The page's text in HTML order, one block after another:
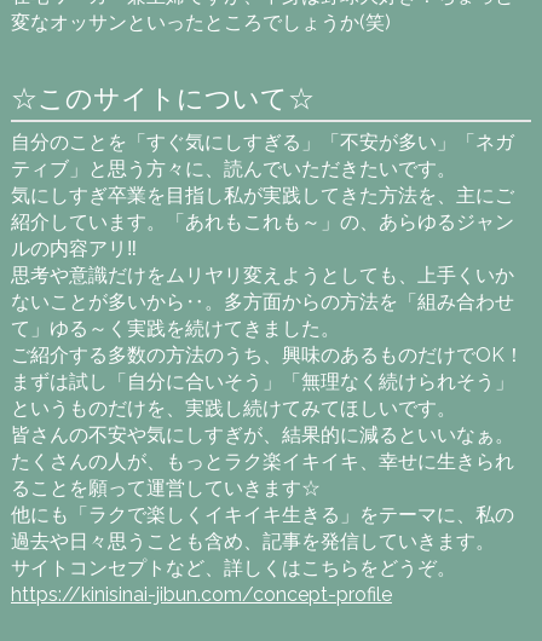
変なオッサンといったところでしょうか(笑)
☆このサイトについて☆
自分のことを「すぐ気にしすぎる」「不安が多い」「ネガ
ティブ」と思う方々に、読んでいただきたいです。
気にしすぎ卒業を目指し私が実践してきた方法を、主にご
紹介しています。「あれもこれも～」の、あらゆるジャン
ルの内容アリ‼
思考や意識だけをムリヤリ変えようとしても、上手くいか
ないことが多いから‥。多方面からの方法を「組み合わせ
て」ゆる～く実践を続けてきました。
ご紹介する多数の方法のうち、興味のあるものだけでOK！
まずは試し「自分に合いそう」「無理なく続けられそう」
というものだけを、実践し続けてみてほしいです。
皆さんの不安や気にしすぎが、結果的に減るといいなぁ。
たくさんの人が、もっとラク楽イキイキ、幸せに生きられ
ることを願って運営していきます☆
他にも「ラクで楽しくイキイキ生きる」をテーマに、私の
過去や日々思うことも含め、記事を発信していきます。
サイトコンセプトなど、詳しくはこちらをどうぞ。
https://kinisinai-jibun.com/concept-profile